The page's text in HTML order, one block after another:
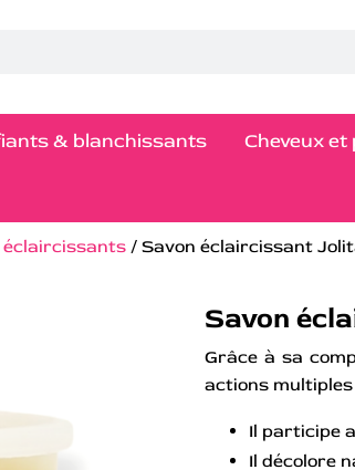
& blanchissants Cheveux
éclaircissants / Savon éclaircissant
Savon
Grâce à sa
actions multiples
Il participe
Il décolore